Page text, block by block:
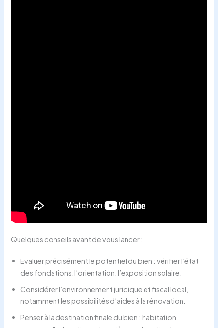
Quelques conseils avant de vous lancer :
Evaluer précisément le potentiel du bien : vérifier l’état
des fondations, l’orientation, l’exposition solaire.
Considérer l’environnement juridique et fiscal local,
notamment les possibilités d’aides à la rénovation.
Penser à la destination finale du bien : habitation